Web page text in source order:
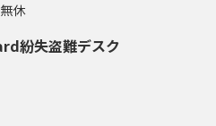
休
紛失盗難デスク